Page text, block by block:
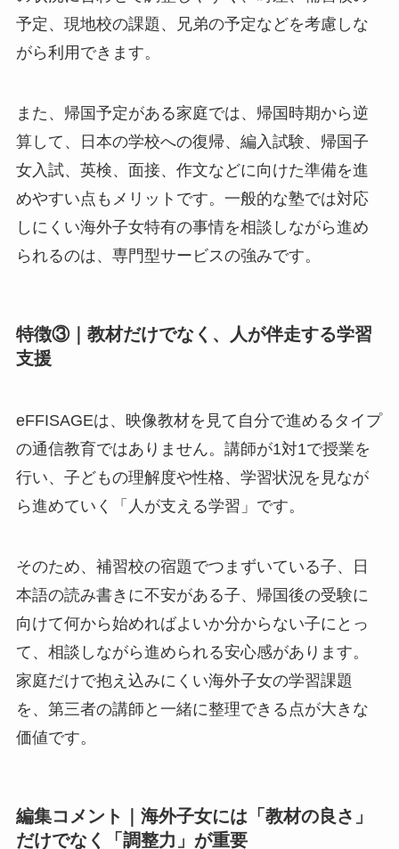
予定、現地校の課題、兄弟の予定などを考慮しな
がら利用できます。
また、帰国予定がある家庭では、帰国時期から逆
算して、日本の学校への復帰、編入試験、帰国子
女入試、英検、面接、作文などに向けた準備を進
めやすい点もメリットです。一般的な塾では対応
しにくい海外子女特有の事情を相談しながら進め
られるのは、専門型サービスの強みです。
特徴③｜教材だけでなく、人が伴走する学習
支援
eFFISAGEは、映像教材を見て自分で進めるタイプ
の通信教育ではありません。講師が1対1で授業を
行い、子どもの理解度や性格、学習状況を見なが
ら進めていく「人が支える学習」です。
そのため、補習校の宿題でつまずいている子、日
本語の読み書きに不安がある子、帰国後の受験に
向けて何から始めればよいか分からない子にとっ
て、相談しながら進められる安心感があります。
家庭だけで抱え込みにくい海外子女の学習課題
を、第三者の講師と一緒に整理できる点が大きな
価値です。
編集コメント｜海外子女には「教材の良さ」
だけでなく「調整力」が重要